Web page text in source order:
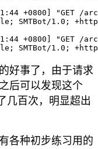
+0800] "GET /
SMTBot/1.0;
+0800] "GET /
好事了，由于请求
后可以发现这个
几百次，明显超出
各种初步练习用的